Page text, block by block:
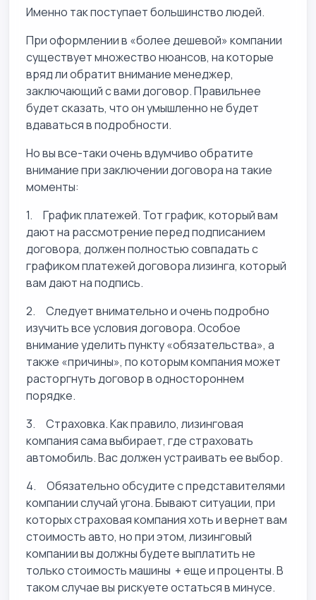
Именно так поступает большинство людей.
При оформлении в «более дешевой» компании
существует множество нюансов, на которые
вряд ли обратит внимание менеджер,
заключающий с вами договор. Правильнее
будет сказать, что он умышленно не будет
вдаваться в подробности.
Но вы все-таки очень вдумчиво обратите
внимание при заключении договора на такие
моменты:
1. График платежей. Тот график, который вам
дают на рассмотрение перед подписанием
договора, должен полностью совпадать с
графиком платежей договора лизинга, который
вам дают на подпись.
2. Следует внимательно и очень подробно
изучить все условия договора. Особое
внимание уделить пункту «обязательства», а
также «причины», по которым компания может
расторгнуть договор в одностороннем
порядке.
3. Страховка. Как правило, лизинговая
компания сама выбирает, где страховать
автомобиль. Вас должен устраивать ее выбор.
4. Обязательно обсудите с представителями
компании случай угона. Бывают ситуации, при
которых страховая компания хоть и вернет вам
стоимость авто, но при этом, лизинговый
компании вы должны будете выплатить не
только стоимость машины + еще и проценты. В
таком случае вы рискуете остаться в минусе.